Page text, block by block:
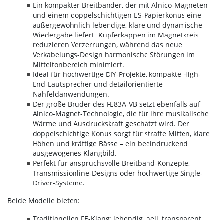
Ein kompakter Breitbänder, der mit Alnico-Magneten
und einem doppelschichtigen ES-Papierkonus eine
außergewöhnlich lebendige, klare und dynamische
Wiedergabe liefert. Kupferkappen im Magnetkreis
reduzieren Verzerrungen, während das neue
Verkabelungs-Design harmonische Störungen im
Mitteltonbereich minimiert.
Ideal für hochwertige DIY-Projekte, kompakte High-
End-Lautsprecher und detailorientierte
Nahfeldanwendungen.
Der große Bruder des FE83A-VB setzt ebenfalls auf
Alnico-Magnet-Technologie, die für ihre musikalische
Wärme und Ausdruckskraft geschätzt wird. Der
doppelschichtige Konus sorgt für straffe Mitten, klare
Höhen und kräftige Bässe – ein beeindruckend
ausgewogenes Klangbild.
Perfekt für anspruchsvolle Breitband-Konzepte,
Transmissionline-Designs oder hochwertige Single-
Driver-Systeme.
Beide Modelle bieten: